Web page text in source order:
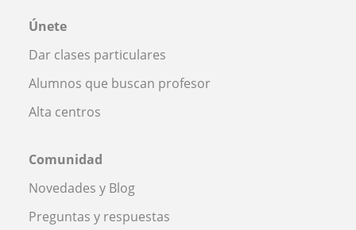
Únete
Dar clases particulares
Alumnos que buscan profesor
Alta centros
Comunidad
Novedades y Blog
Preguntas y respuestas